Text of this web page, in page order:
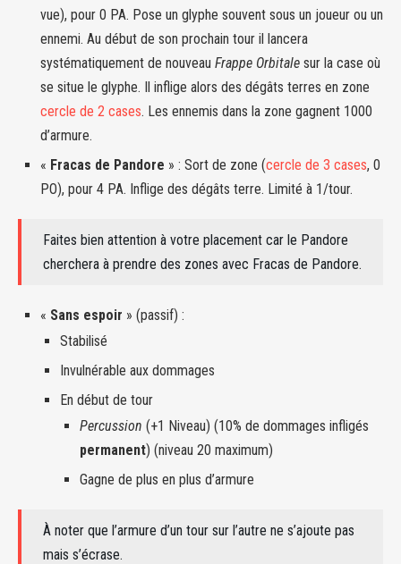
vue), pour 0 PA. Pose un glyphe souvent sous un joueur ou un
ennemi. Au début de son prochain tour il lancera
systématiquement de nouveau Frappe Orbitale sur la case où
se situe le glyphe. Il inflige alors des dégâts terres en zone
cercle de 2 cases. Les ennemis dans la zone gagnent 1000
d’armure.
« Fracas de Pandore » : Sort de zone (cercle de 3 cases, 0
PO), pour 4 PA. Inflige des dégâts terre. Limité à 1/tour.
Faites bien attention à votre placement car le Pandore
cherchera à prendre des zones avec Fracas de Pandore.
« Sans espoir » (passif) :
Stabilisé
Invulnérable aux dommages
En début de tour
Percussion (+1 Niveau) (10% de dommages infligés
permanent) (niveau 20 maximum)
Gagne de plus en plus d’armure
À noter que l’armure d’un tour sur l’autre ne s’ajoute pas
mais s’écrase.